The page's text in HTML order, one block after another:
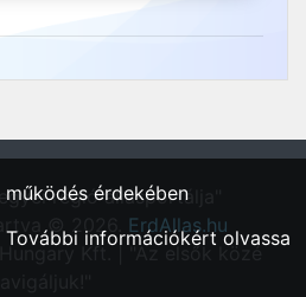
régió állásportálja"
© 2026. ErdAllas.hu
Kft. | "Az elsők közé
érdekében
információkért olvassa